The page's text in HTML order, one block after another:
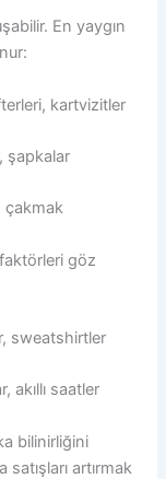
En yaygın
kartvizitler
şapkalar
çakmak
göz
sweatshirtler
akıllı saatler
bilinirliğini
artırmak